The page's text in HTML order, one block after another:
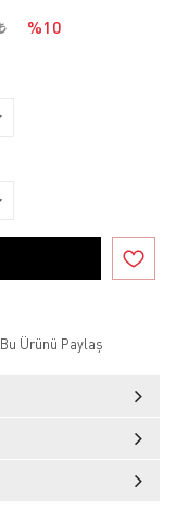
%10
Bu Ürünü Paylaş